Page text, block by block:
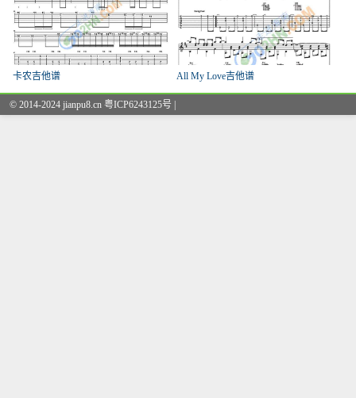
卡农吉他谱 All My Love吉他谱
© 2014-2024 jianpu8.cn 粤ICP6243125号 |